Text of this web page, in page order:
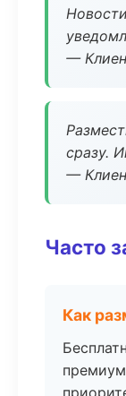
—
сразу.
—
Часто
Как